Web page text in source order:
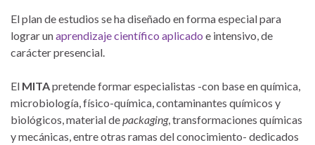
El plan de estudios se ha diseñado en forma especial para
lograr unaprendizaje científico aplicado e intensivo, de
carácter presencial.
El MITApretende formar especialistas -con base en química,
microbiología, físico-química, contaminantes químicos y
biológicos, material de packaging, transformaciones químicas
y mecánicas, entre otras ramas del conocimiento- dedicados